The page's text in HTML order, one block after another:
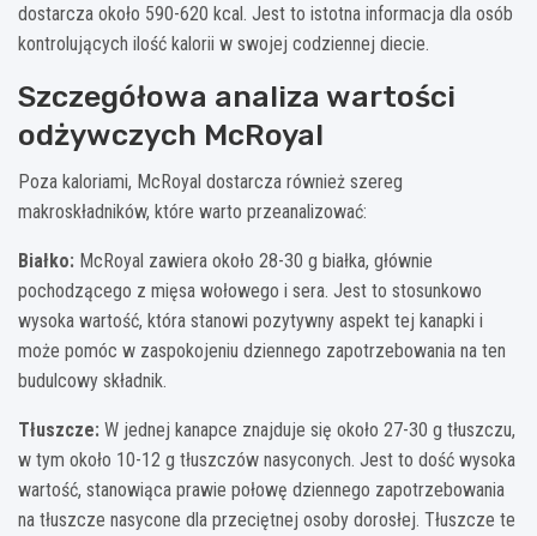
dostarcza około 590-620 kcal. Jest to istotna informacja dla osób
kontrolujących ilość kalorii w swojej codziennej diecie.
Szczegółowa analiza wartości
odżywczych McRoyal
Poza kaloriami, McRoyal dostarcza również szereg
makroskładników, które warto przeanalizować:
Białko: McRoyal zawiera około 28-30 g białka, głównie
pochodzącego z mięsa wołowego i sera. Jest to stosunkowo
wysoka wartość, która stanowi pozytywny aspekt tej kanapki i
może pomóc w zaspokojeniu dziennego zapotrzebowania na ten
budulcowy składnik.
Tłuszcze: W jednej kanapce znajduje się około 27-30 g tłuszczu,
w tym około 10-12 g tłuszczów nasyconych. Jest to dość wysoka
wartość, stanowiąca prawie połowę dziennego zapotrzebowania
na tłuszcze nasycone dla przeciętnej osoby dorosłej. Tłuszcze te